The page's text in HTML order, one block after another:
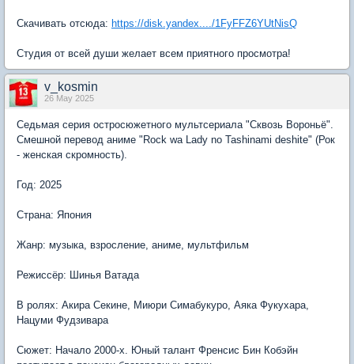
Скачивать отсюда: https://disk.yandex..../1FyFFZ6YUtNisQ
Студия от всей души желает всем приятного просмотра!
v_kosmin
26 May 2025
Седьмая серия остросюжетного мультсериала "Сквозь Вороньё".
Смешной перевод аниме "Rock wa Lady no Tashinami deshite" (Рок
- женская скромность).
Год: 2025
Страна: Япония
Жанр: музыка, взросление, аниме, мультфильм
Режиссёр: Шинья Ватада
В ролях: Акира Секине, Миюри Симабукуро, Аяка Фукухара,
Нацуми Фудзивара
Сюжет: Начало 2000-х. Юный талант Френсис Бин Кобэйн